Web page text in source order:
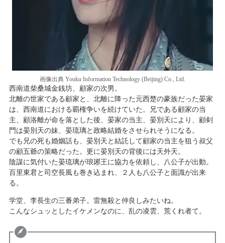
画像出典 Youku Information Technology (Beijing) Co., Ltd.
西南道柴桑城金銭坊、顧家の次男。
北離の世家である顧家と、北離に降った元西楚の豪族だった晏家
は、西南道における覇権争いを続けていた。兄である顧家の当
主、顧洛離が命を落とした後、晏家の当主、晏別天により、顧剣
門は晏別天の妹、晏琉璃と政略結婚をさせられそうになる。
でも兄の死も婚姻話も、晏別天と結託して顧家の当主を狙う叔父
の顧五爺の策略だった。更に晏別天の背後には天外天。
陰謀に気付いた晏琉璃が琅琊王に協力を依頼し、八公子が出動。
百里東君と司空長風も巻き込まれ、２人も八公子と面識が出来
る。
学堂、李長生の三番弟子。雷無殺と仲良しみたいね。
こんなシュッとしたイケメンなのに、乱の凌雲、荒くれ者て。